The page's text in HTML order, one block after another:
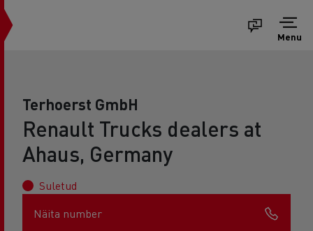
Menu
Terhoerst GmbH
Renault Trucks dealers at
Ahaus, Germany
Suletud
Näita number